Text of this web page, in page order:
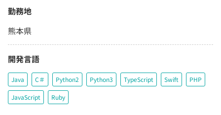
勤務地
熊本県
開発言語
Java C＃ Python2 Python3 TypeScript Swift PHP
JavaScript Ruby